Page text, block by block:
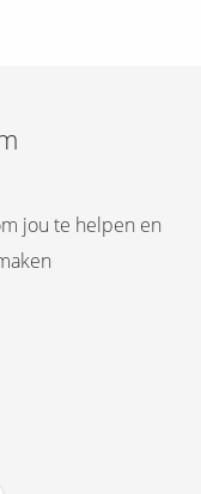
jou te helpen en